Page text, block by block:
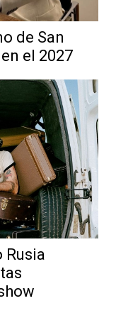
de San
el 2027
Rusia